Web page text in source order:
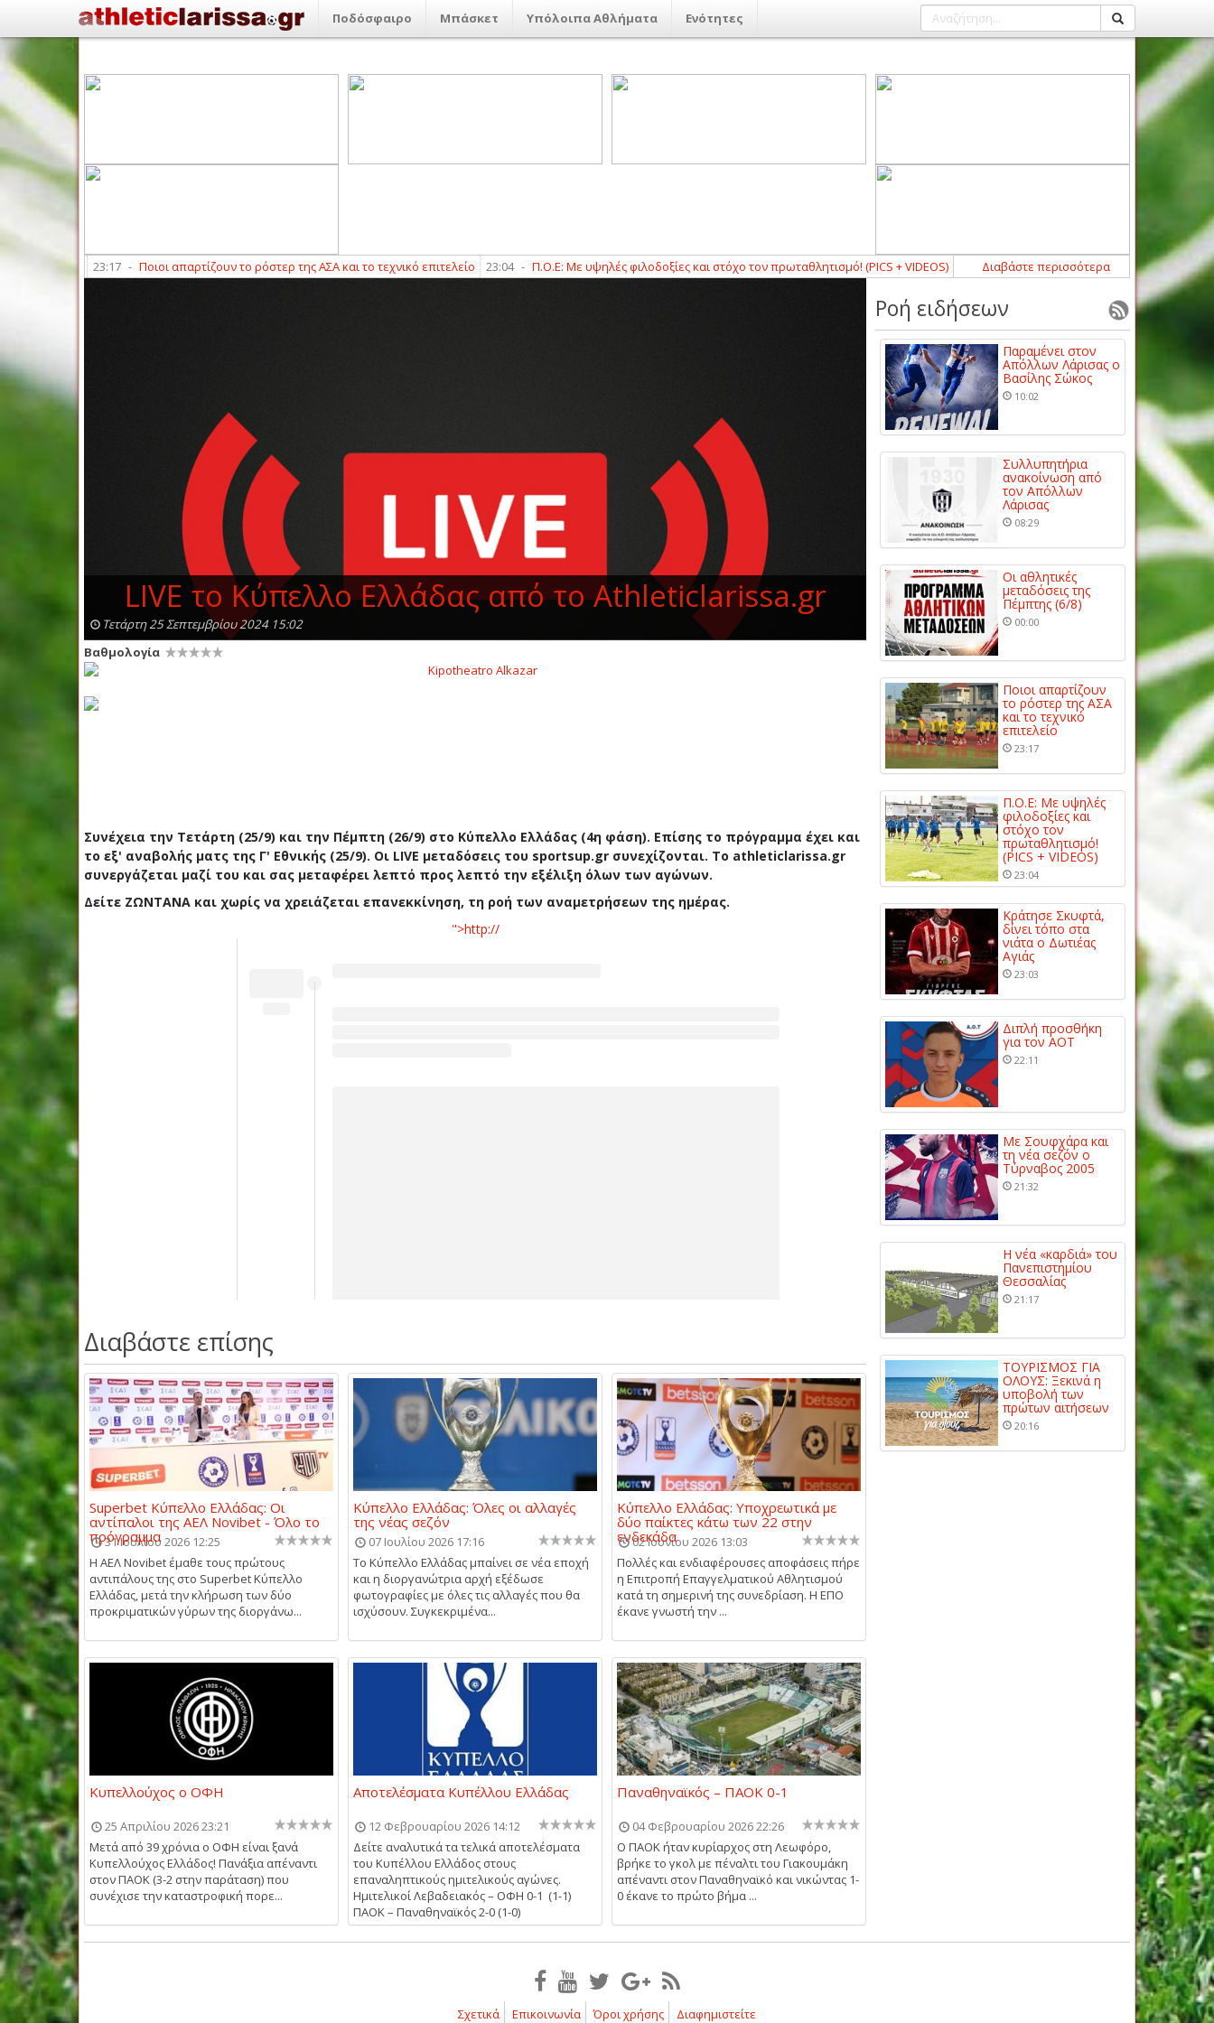
Ποδόσφαιρο Μπάσκετ Υπόλοιπα Αθλήματα Ενότητες
23:17 Ποιοι απαρτίζουν το ρόστερ της ΑΣΑ και το τεχνικό επιτελείο 23:04 Π.Ο.Ε: Με υψηλές φιλοδοξίες και στόχο τον πρωταθλητισμό! (PICS + VIDEOS) 23:03 Κράτησε Σκυφτά, δίνει τόπο στα νιάτα ο
Διαβάστε περισσότερα
LIVE το Κύπελλο Ελλάδας από το Αthleticlarissa.gr
Τετάρτη 25 Σεπτεμβρίου 2024 15:02
Βαθμολογία
Συνέχεια την Τετάρτη (25/9) και την Πέμπτη (26/9) στο Κύπελλο Ελλάδας (4η φάση). Επίσης το πρόγραμμα έχει και
το εξ' αναβολής ματς της Γ' Εθνικής (25/9). Οι LIVE μεταδόσεις του sportsup.gr συνεχίζονται. Το athleticlarissa.gr
συνεργάζεται μαζί του και σας μεταφέρει λεπτό προς λεπτό την εξέλιξη όλων των αγώνων.
Δείτε ΖΩΝΤΑΝΑ και χωρίς να χρειάζεται επανεκκίνηση, τη ροή των αναμετρήσεων της ημέρας.
">http://
Διαβάστε επίσης
Superbet Κύπελλο Ελλάδας: Οι
αντίπαλοι της ΑΕΛ Novibet - Όλο το
πρόγραμμα
31 Ιουλίου 2026 12:25
Η ΑΕΛ Novibet έμαθε τους πρώτους
αντιπάλους της στο Superbet Κύπελλο
Ελλάδας, μετά την κλήρωση των δύο
προκριματικών γύρων της διοργάνω...
Κύπελλο Ελλάδας: Όλες οι αλλαγές
της νέας σεζόν
07 Ιουλίου 2026 17:16
Το Κύπελλο Ελλάδας μπαίνει σε νέα εποχή
και η διοργανώτρια αρχή εξέδωσε
φωτογραφίες με όλες τις αλλαγές που θα
ισχύσουν. Συγκεκριμένα...
Κύπελλο Ελλάδας: Υποχρεωτικά με
δύο παίκτες κάτω των 22 στην
ενδεκάδα
02 Ιουνίου 2026 13:03
Πολλές και ενδιαφέρουσες αποφάσεις πήρε
η Επιτροπή Επαγγελματικού Αθλητισμού
κατά τη σημερινή της συνεδρίαση. Η ΕΠΟ
έκανε γνωστή την ...
Κυπελλούχος ο ΟΦΗ
25 Απριλίου 2026 23:21
Μετά από 39 χρόνια ο ΟΦΗ είναι ξανά
Κυπελλούχος Ελλάδος! Πανάξια απέναντι
στον ΠΑΟΚ (3-2 στην παράταση) που
συνέχισε την καταστροφική πορε...
Αποτελέσματα Κυπέλλου Ελλάδας
12 Φεβρουαρίου 2026 14:12
Δείτε αναλυτικά τα τελικά αποτελέσματα
του Κυπέλλου Ελλάδος στους
επαναληπτικούς ημιτελικούς αγώνες.
Ημιτελικοί Λεβαδειακός – ΟΦΗ 0-1 (1-1)
ΠΑΟΚ – Παναθηναϊκός 2-0 (1-0)
Παναθηναϊκός – ΠΑΟΚ 0-1
04 Φεβρουαρίου 2026 22:26
Ο ΠΑΟΚ ήταν κυρίαρχος στη Λεωφόρο,
βρήκε το γκολ με πέναλτι του Γιακουμάκη
απέναντι στον Παναθηναϊκό και νικώντας 1-
0 έκανε το πρώτο βήμα ...
Ροή ειδήσεων
Παραμένει στον
Απόλλων Λάρισας ο
Βασίλης Σώκος
10:02
Συλλυπητήρια
ανακοίνωση από
τον Απόλλων
Λάρισας
08:29
Οι αθλητικές
μεταδόσεις της
Πέμπτης (6/8)
00:00
Ποιοι απαρτίζουν
το ρόστερ της ΑΣΑ
και το τεχνικό
επιτελείο
23:17
Π.Ο.Ε: Με υψηλές
φιλοδοξίες και
στόχο τον
πρωταθλητισμό!
(PICS + VIDEOS)
23:04
Κράτησε Σκυφτά,
δίνει τόπο στα
νιάτα ο Δωτιέας
Αγιάς
23:03
Διπλή προσθήκη
για τον ΑΟΤ
22:11
Με Σουφχάρα και
τη νέα σεζόν ο
Τύρναβος 2005
21:32
Η νέα «καρδιά» του
Πανεπιστημίου
Θεσσαλίας
21:17
ΤΟΥΡΙΣΜΟΣ ΓΙΑ
ΟΛΟΥΣ: Ξεκινά η
υποβολή των
πρώτων αιτήσεων
20:16
Σχετικά Επικοινωνία Όροι χρήσης Διαφημιστείτε